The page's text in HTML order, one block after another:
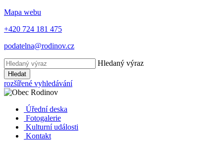
Mapa webu
+420 724 181 475
podatelna@rodinov.cz
Hledaný výraz
Hledat
rozšířené vyhledávání
Úřední deska
Fotogalerie
Kulturní události
Kontakt